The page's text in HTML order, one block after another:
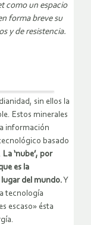
como un espacio
forma breve su
y de resistencia.
sin ellos la
Estos minerales
información
basado
La ‘nube’, por
es la
del mundo.Y
tecnología
escaso» ésta